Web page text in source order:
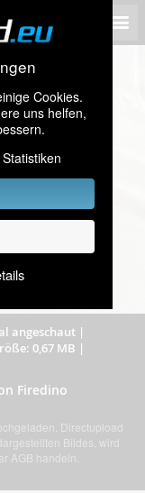
Cookies.
uns helfen,
Statistiken
angeschaut |
0,67 MB |
Firedino
Directupload
Bildes, wird
AGB handeln.